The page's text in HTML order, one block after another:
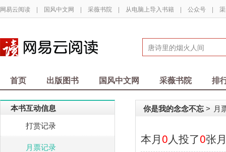
网易云阅读 | 国风中文网 | 采薇书院 | 从电脑上导入书籍 | 公众号 |
首页 出版图书 国风中文网 采薇书院 排
本书互动信息
打赏记录
月票记录
你是我的念念不忘 > 月
本月0人投了0张